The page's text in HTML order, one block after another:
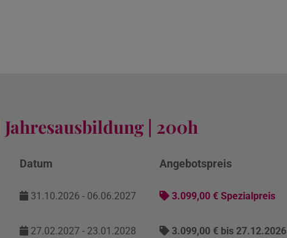
Jahresausbildung | 200h
Datum Angebotspreis
31.10.2026 - 06.06.2027 3.099,00 € Spezialpreis
27.02.2027 - 23.01.2028 3.099,00 € bis 27.12.2026